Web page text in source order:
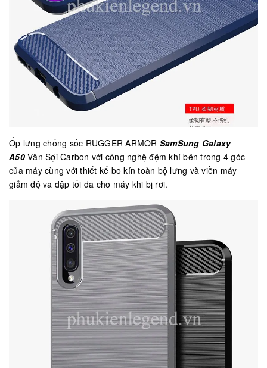
Ốp lưng chống sốc RUGGER ARMOR SamSung Galaxy
A50Vân Sợi Carbon với công nghệ đệm khí bên trong 4 góc
của máy cùng với thiết kế bo kín toàn bộ lưng và viền máy
giảm độ va đập tối đa cho máy khi bị rơi.